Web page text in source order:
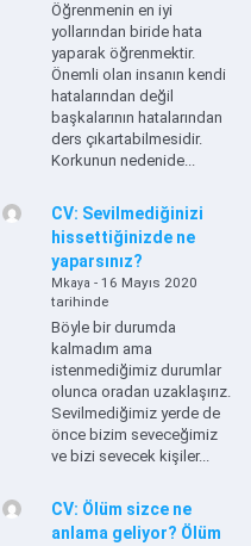
Öğrenmenin en iyi
yollarından biride hata
yaparak öğrenmektir.
Önemli olan insanın kendi
hatalarından değil
başkalarının hatalarından
ders çıkartabilmesidir.
Korkunun nedenide...
CV: Sevilmediğinizi
hissettiğinizde ne
yaparsınız?
Mkaya - 16 Mayıs 2020
tarihinde
Böyle bir durumda
kalmadım ama
istenmediğimiz durumlar
olunca oradan uzaklaşırız.
Sevilmediğimiz yerde de
önce bizim seveceğimiz
ve bizi sevecek kişiler...
CV: Ölüm sizce ne
anlama geliyor? Ölüm